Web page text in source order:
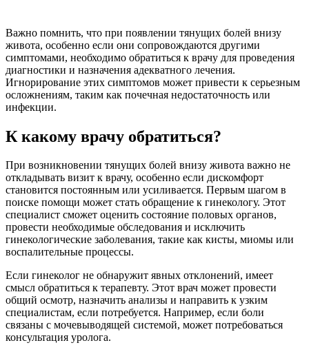
Важно помнить, что при появлении тянущих болей внизу
живота, особенно если они сопровождаются другими
симптомами, необходимо обратиться к врачу для проведения
диагностики и назначения адекватного лечения.
Игнорирование этих симптомов может привести к серьезным
осложнениям, таким как почечная недостаточность или
инфекции.
К какому врачу обратиться?
При возникновении тянущих болей внизу живота важно не
откладывать визит к врачу, особенно если дискомфорт
становится постоянным или усиливается. Первым шагом в
поиске помощи может стать обращение к гинекологу. Этот
специалист сможет оценить состояние половых органов,
провести необходимые обследования и исключить
гинекологические заболевания, такие как кисты, миомы или
воспалительные процессы.
Если гинеколог не обнаружит явных отклонений, имеет
смысл обратиться к терапевту. Этот врач может провести
общий осмотр, назначить анализы и направить к узким
специалистам, если потребуется. Например, если боли
связаны с мочевыводящей системой, может потребоваться
консультация уролога.